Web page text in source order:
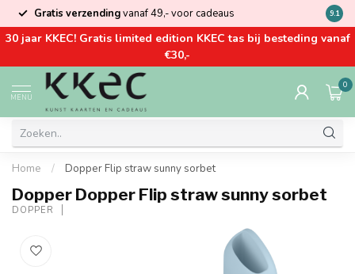
Gratis verzendingvanaf 49,- voor cadeaus Kom
9.1
30 jaar KKEC! Gratis limited edition KKEC tas bij besteding vanaf
€30,-
MENU
0
Home / Dopper Flip straw sunny sorbet
Dopper Dopper Flip straw sunny sorbet
DOPPER